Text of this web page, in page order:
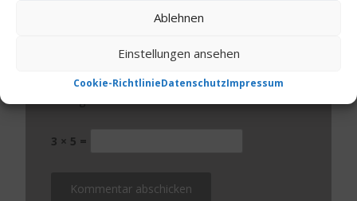
Ablehnen
Einstellungen ansehen
Cookie-RichtlinieDatenschutzImpressum
3 × 5 =